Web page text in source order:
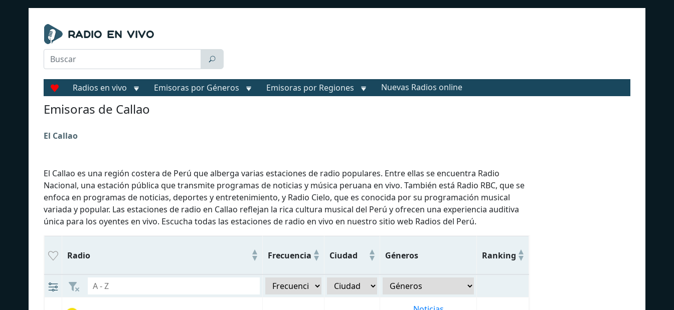
Radios en vivo Emisoras por Géneros Emisoras por Regiones Nuevas Radios online
Emisoras de Callao
El Callao
El Callao es una región costera de Perú que alberga varias estaciones de radio populares. Entre ellas se encuentra Radio
Nacional, una estación pública que transmite programas de noticias y música peruana en vivo. También está Radio RBC, que se
enfoca en programas de noticias, deportes y entretenimiento, y Radio Cielo, que es conocida por su programación musical
variada y popular. Las estaciones de radio en Callao reflejan la rica cultura musical del Perú y ofrecen una experiencia auditiva
única para los oyentes en vivo. Escucha todas las estaciones de radio en vivo en nuestro sitio web Radios del Perú.
Radio Frecuencia Ciudad Géneros Ranking